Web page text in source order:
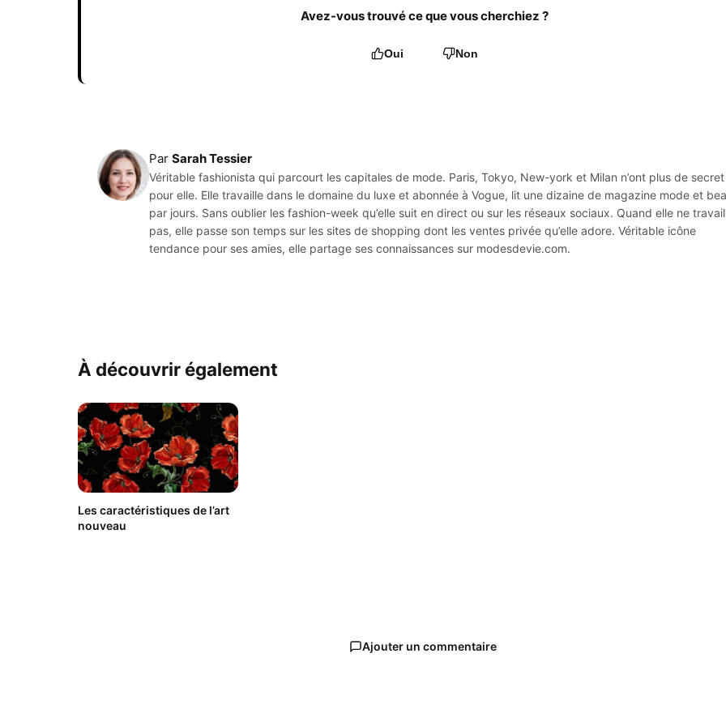
Avez-vous trouvé ce que vous cherchiez ?
Oui Non
Par Sarah Tessier
Véritable fashionista qui parcourt les capitales de mode. Paris, Tokyo, New-york et Milan n’ont plus de secret
pour elle. Elle travaille dans le domaine du luxe et abonnée à Vogue, lit une dizaine de magazine mode et
par jours. Sans oublier les fashion-week qu’elle suit en direct ou sur les réseaux sociaux. Quand elle ne
pas, elle passe son temps sur les sites de shopping dont les ventes privée qu’elle adore. Véritable icône
tendance pour ses amies, elle partage ses connaissances sur modesdevie.com.
À découvrir également
Les caractéristiques de l’art
nouveau
Ajouter un commentaire